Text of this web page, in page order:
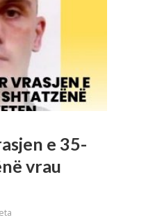
e 35-
vrau